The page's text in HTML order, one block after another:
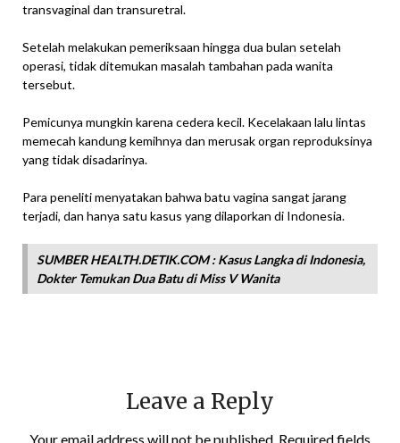
transvaginal dan transuretral.
Setelah melakukan pemeriksaan hingga dua bulan setelah
operasi, tidak ditemukan masalah tambahan pada wanita
tersebut.
Pemicunya mungkin karena cedera kecil. Kecelakaan lalu lintas
memecah kandung kemihnya dan merusak organ reproduksinya
yang tidak disadarinya.
Para peneliti menyatakan bahwa batu vagina sangat jarang
terjadi, dan hanya satu kasus yang dilaporkan di Indonesia.
SUMBER HEALTH.DETIK.COM : Kasus Langka di Indonesia,
Dokter Temukan Dua Batu di Miss V Wanita
Leave a Reply
Your email address will not be published. Required fields